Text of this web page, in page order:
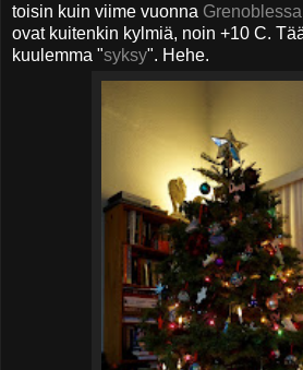
toisin kuin viime vuonna Grenoblessa
ovat kuitenkin kylmiä, noin +10 C.
kuulemma "syksy". Hehe.